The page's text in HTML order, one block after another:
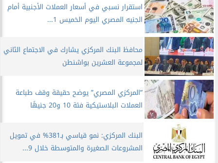
استقرار نسبي في أسعار العملات الأجنبية أمام
الجنيه المصري اليوم الخميس 1...
محافظ البنك المركزي يشارك في الاجتماع الثاني
لمجموعة العشرين بواشنطن
”المركزي المصري” يوضح حقيقة وقف طباعة
العملات البلاستيكية فئة 10 و20 جنيهًا
البنك المركزي: نمو قياسي بـ381% في تمويل
المشروعات الصغيرة والمتوسطة خلال 9...